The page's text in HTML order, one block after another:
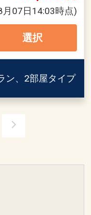
拡大しま
月07日14:03時点)
選択
ン、2部屋タイプ